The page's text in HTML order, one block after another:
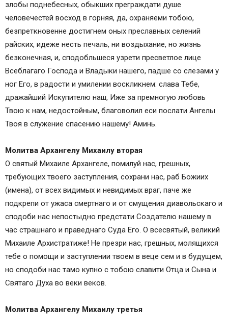
злобы поднебесных, обыкших преграждати душе
человечестей восход в горняя, да, охраняеми тобою,
безпреткновенне достигнем оных преславных селений
райских, идеже несть печаль, ни воздыхание, но жизнь
безконечная, и, сподобльшеся узрети пресветлое лице
Всеблагаго Господа и Владыки нашего, падше со слезами у
ног Его, в радости и умилении воскликнем: слава Тебе,
дражайший Искупителю наш, Иже за премногую любовь
Твою к нам, недостойным, благоволил еси послати Ангелы
Твоя в служение спасению нашему! Аминь.
Молитва Архангелу Михаилу вторая
О святый Михаиле Архангеле, помилуй нас, грешных,
требующих твоего заступления, сохрани нас, раб Божиих
(имена), от всех видимых и невидимых враг, паче же
подкрепи от ужаса смертнаго и от смущения диавольскаго и
сподоби нас непостыдно предстати Создателю нашему в
час страшнаго и праведнаго Суда Его. О всесвятый, великий
Михаиле Архистратиже! Не презри нас, грешных, молящихся
тебе о помощи и заступлении твоем в веце сем и в будущем,
но сподоби нас тамо купно с тобою славити Отца и Сына и
Святаго Духа во веки веков.
Молитва Архангелу Михаилу третья